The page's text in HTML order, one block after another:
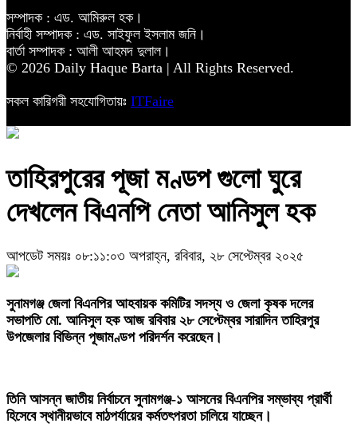
সম্পাদক : এড. আমিরুল হক।
নির্বাহী সম্পাদক : এড. সাইফুল ইসলাম জনি।
বার্তা সম্পাদক : আলী আহমদ দুলাল।
© 2026 Daily Haque Barta | All Rights Reserved.
সকল কারিগরী সহযোগিতায়ঃ ITFaire
তাহিরপুরের পূজা মণ্ডপ গুলো ঘুরে
দেখলেন বিএনপি নেতা আনিসুল হক
আপডেট সময়ঃ ০৮:১১:০৩ অপরাহ্ন, রবিবার, ২৮ সেপ্টেম্বর ২০২৫
‎সুনামগঞ্জ জেলা বিএনপির আহবায়ক কমিটির সদস্য ও জেলা কৃষক দলের
সভাপতি মো. আনিসুল হক আজ রবিবার ২৮ সেপ্টেম্বর সারাদিন তাহিরপুর
উপজেলার বিভিন্ন পূজামণ্ডপ পরিদর্শন করেছেন।
‎তিনি আসন্ন জাতীয় নির্বাচনে সুনামগঞ্জ-১ আসনের বিএনপির সম্ভাব্য প্রার্থী
হিসেবে স্থানীয়ভাবে মাঠপর্যায়ের কর্মতৎপরতা চালিয়ে যাচ্ছেন।